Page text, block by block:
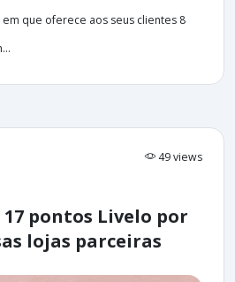
que oferece aos seus clientes 8
49 views
17 pontos Livelo por
lojas parceiras